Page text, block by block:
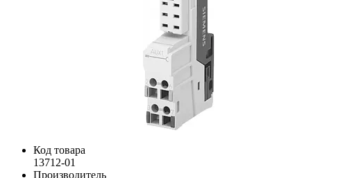
Код товара
13712-01
Производитель